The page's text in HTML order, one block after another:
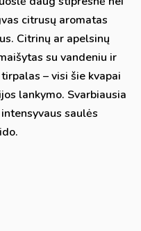
citrusų aromatas
Citrinų ar apelsinų
su vandeniu ir
– visi šie kvapai
lankymo. Svarbiausia
saulės